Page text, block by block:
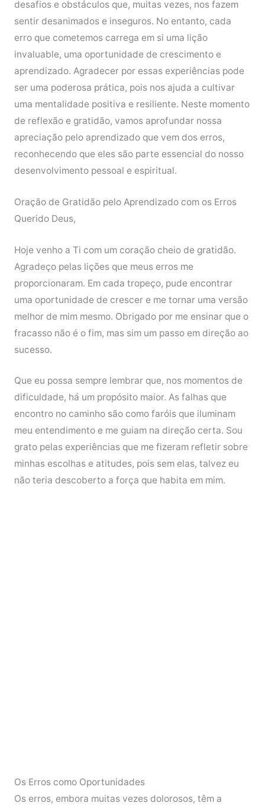
desafios e obstáculos que, muitas vezes, nos fazem
sentir desanimados e inseguros. No entanto, cada
erro que cometemos carrega em si uma lição
invaluable, uma oportunidade de crescimento e
aprendizado. Agradecer por essas experiências pode
ser uma poderosa prática, pois nos ajuda a cultivar
uma mentalidade positiva e resiliente. Neste momento
de reflexão e gratidão, vamos aprofundar nossa
apreciação pelo aprendizado que vem dos erros,
reconhecendo que eles são parte essencial do nosso
desenvolvimento pessoal e espiritual.
Oração de Gratidão pelo Aprendizado com os Erros
Querido Deus,
Hoje venho a Ti com um coração cheio de gratidão.
Agradeço pelas lições que meus erros me
proporcionaram. Em cada tropeço, pude encontrar
uma oportunidade de crescer e me tornar uma versão
melhor de mim mesmo. Obrigado por me ensinar que o
fracasso não é o fim, mas sim um passo em direção ao
sucesso.
Que eu possa sempre lembrar que, nos momentos de
dificuldade, há um propósito maior. As falhas que
encontro no caminho são como faróis que iluminam
meu entendimento e me guiam na direção certa. Sou
grato pelas experiências que me fizeram refletir sobre
minhas escolhas e atitudes, pois sem elas, talvez eu
não teria descoberto a força que habita em mim.
Os Erros como Oportunidades
Os erros, embora muitas vezes dolorosos, têm a